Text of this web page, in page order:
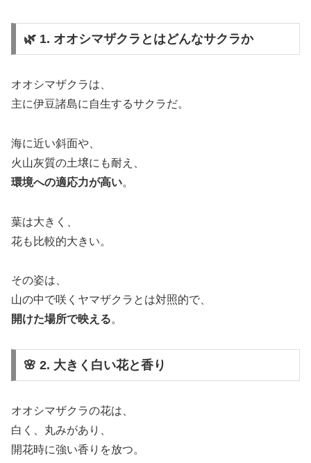
🌿 1. オオシマザクラとはどんなサクラか
オオシマザクラは、
主に伊豆諸島に自生するサクラだ。
海に近い斜面や、
火山灰質の土壌にも耐え、
環境への適応力が高い。
葉は大きく、
花も比較的大きい。
その姿は、
山の中で咲くヤマザクラとは対照的で、
開けた場所で映える。
🌸 2. 大きく白い花と香り
オオシマザクラの花は、
白く、丸みがあり、
開花時に強い香りを放つ。